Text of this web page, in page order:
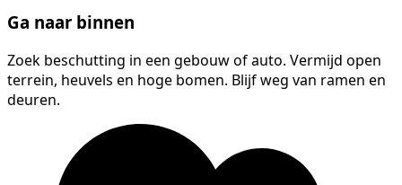
Ga naar binnen
Zoek beschutting in een gebouw of auto. Vermijd open
terrein, heuvels en hoge bomen. Blijf weg van ramen en
deuren.